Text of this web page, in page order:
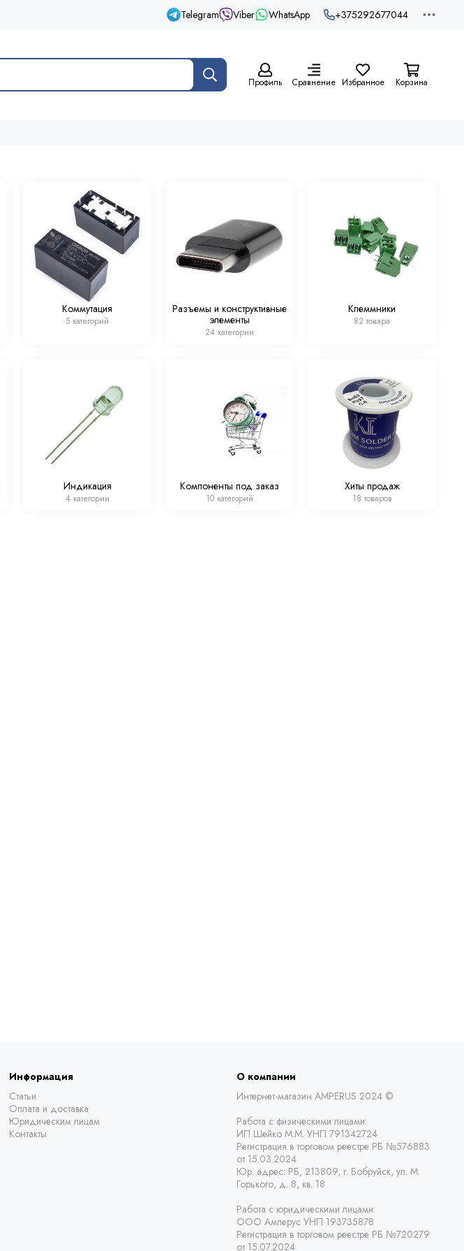
Telegram Viber WhatsApp +375292677044
Профиль Сравнение Избранное Корзина
Коммутация
5 категорий
Разъемы и конструктивные
элементы
24 категории
Клеммники
82 товара
Индикация
4 категории
Компоненты под заказ
10 категорий
Хиты продаж
18 товаров
Информация
Статьи
Оплата и доставка
Юридическим лицам
Контакты
О компании
Интернет-магазин AMPERUS 2024 ©
Работа с физическими лицами:
ИП Шейко М.М. УНП 791342724
Регистрация в торговом реестре РБ №576883
от 15.03.2024
Юр. адрес: РБ, 213809, г. Бобруйск, ул. М.
Горького, д. 8, кв. 18
Работа с юридическими лицами:
ООО Амперус УНП 193735878
Регистрация в торговом реестре РБ №720279
от 15.07.2024